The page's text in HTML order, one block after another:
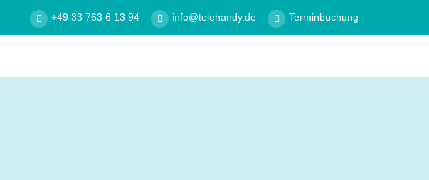
+49 33 763 6 13 94 info@telehandy.de Terminbuchung